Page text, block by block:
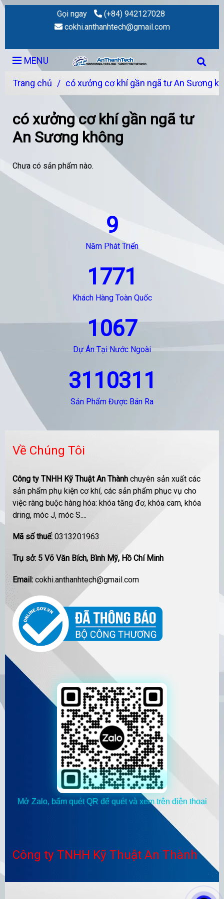
Gọi ngay
(+84) 942127028
cokhi.anthanhtech@gmail.com
MENU
Trang chủ / có xưởng cơ khí gần ngã tư An Sương
có xưởng cơ khí gần ngã tư
An Sương không
Chưa có sản phẩm nào.
9
Năm Phát Triển
1771
Khách Hàng Toàn Quốc
1067
Dự Án Tại Nước Ngoài
3110311
Sản Phẩm Được Bán Ra
Về Chúng Tôi
Công ty TNHH Kỹ Thuật An Thành chuyên sản xuất các
sản phẩm phụ kiện cơ khí, các sản phẩm phục vụ cho
việc ràng buộc hàng hóa: khóa tăng đơ, khóa cam, khóa
dring, móc J, móc S....
Mã số thuế: 0313201963
Trụ sở: 5 Võ Văn Bích, Bình Mỹ, Hồ Chí Minh
Email: cokhi.anthanhtech@gmail.com
Mở Zalo, bấm quét QR để quét và xem trên điện thoại
Công ty TNHH Kỹ Thuật An Thành